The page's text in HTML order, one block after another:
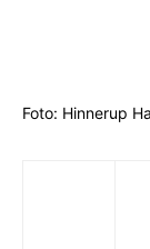
Foto: Hinnerup